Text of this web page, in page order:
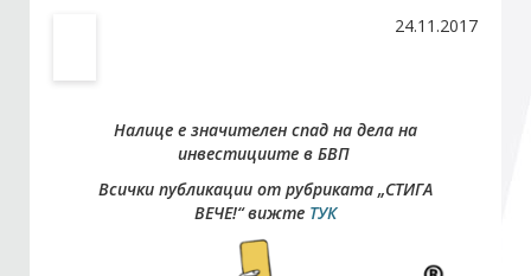
Дейности
Арбитражен съд
24.11.2017
Налице е значителен спад на дела на
инвестициите в БВП
Всички публикации от рубриката „СТИГА
ВЕЧЕ!“ вижте ТУК